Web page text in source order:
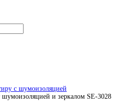
с шумоизоляцией
шумоизоляцией и зеркалом SE-3028